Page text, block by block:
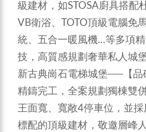
級建材，如STOSA廚具搭配
VB衛浴、TOTO頂級電腦免
統、五合一暖風機…等多項
技，高質感規劃奢華私人城
新古典崗石電梯城堡──【品
精鑄完工，全案規劃獨棟雙
王面寬、寬敞4停車位，並
標配的頂級建材，敬邀層峰